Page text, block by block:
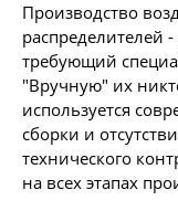
Производство
распределителей
требующий
"Вручную" их
используется
сборки и
технического
на всех этапах